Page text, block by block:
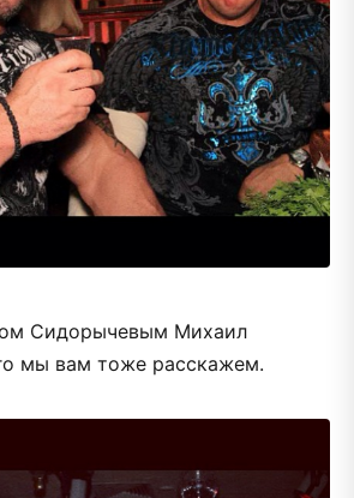
Сидорычевым Михаил
мы вам тоже расскажем.